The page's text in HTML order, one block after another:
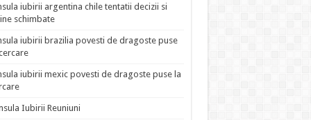
iubirii argentina chile tentatii decizii si
schimbate
iubirii brazilia povesti de dragoste puse
iubirii mexic povesti de dragoste puse la
Iubirii Reuniuni